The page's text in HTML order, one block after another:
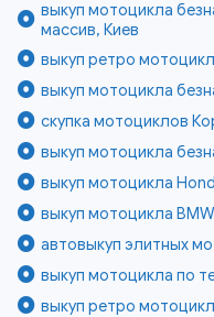
выкуп мотоцикла
массив, Киев
выкуп ретро
выкуп мотоцикла
скупка мотоциклов
выкуп мотоцикла
выкуп мотоцикла
выкуп мотоцикла
автовыкуп элитных
выкуп мотоцикла по
выкуп ретро